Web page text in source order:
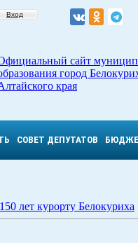
Вход
сайт
город
края
СОВЕТ ДЕПУТАТОВ
150 лет курорту Белокуриха